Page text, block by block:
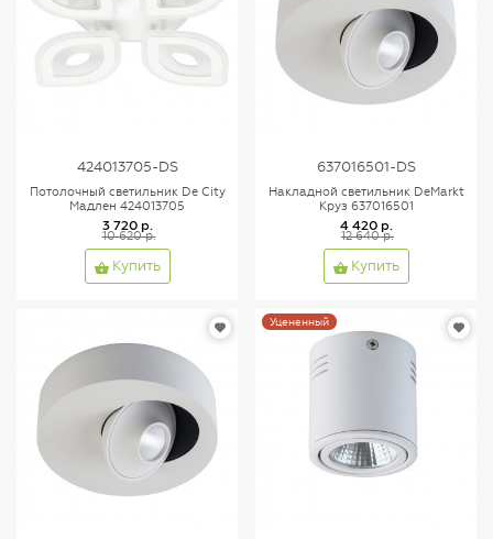
424013705-DS
Потолочный светильник De City
Мадлен 424013705
3 720 р.
10 620 р.
Купить
637016501-DS
Накладной светильник DeMarkt
Круз 637016501
4 420 р.
12 640 р.
Купить
Уцененный